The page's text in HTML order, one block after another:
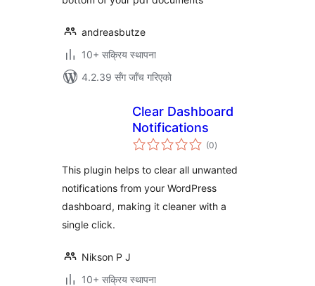
andreasbutze
10+ सक्रिय स्थापना
4.2.39 सँग जाँच गरिएको
Clear Dashboard
Notifications
(0कुल
रेटिङ्गहरू
)
This plugin helps to clear all unwanted
notifications from your WordPress
dashboard, making it cleaner with a
single click.
Nikson P J
10+ सक्रिय स्थापना